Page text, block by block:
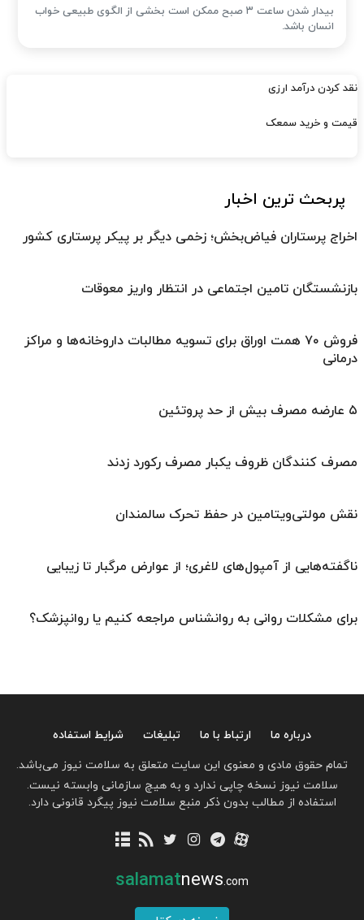
بیدار شدن ساعت ۳ صبح ممکن است بخشی از الگوی طبیعی خواب
انسان باشد.
نقد کردن درآمد ارزی
قیمت و خرید سمعک
پربحث ترین اخبار
اخراج پرستاران فیاض‌بخش؛ زخمی دیگر بر پیکر پرستاری کشور
بازنشستگان تامین اجتماعی در انتظار واریز معوقات
فروش ۷۰ همت اوراق برای تسویه مطالبات داروخانه‌ها و مراکز
درمانی
۵ عارضه مصرف بیش از حد پروتئین
مصرف کنندگان ظروف یکبار مصرف رکورد زدند
نقش مولتی‌ویتامین در حفظ تحرک سالمندان
ناگفته‌هایی از آمپول‌های لاغری؛ از عوارض مرگبار تا زیبایی
برای مشکلات روانی به روانشناس مراجعه کنیم یا روانپزشک؟
درباره ما ارتباط با ما تبلیغات
شرایط استفاده
تمام حقوق مادی و معنوی این سایت متعلق به سلامت نیوز می‌باشد.
سلامت نیوز نسخه چاپی ندارد و به هیچ سازمانی وابسته نیست.
استفاده از مطالب بدون ذکر منبع سلامت نیوز پیگرد قانونی دارد.
salamatnews.com